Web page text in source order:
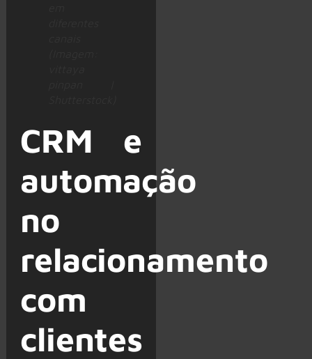
CRM e
automação
no
relacionamento
com
clientes